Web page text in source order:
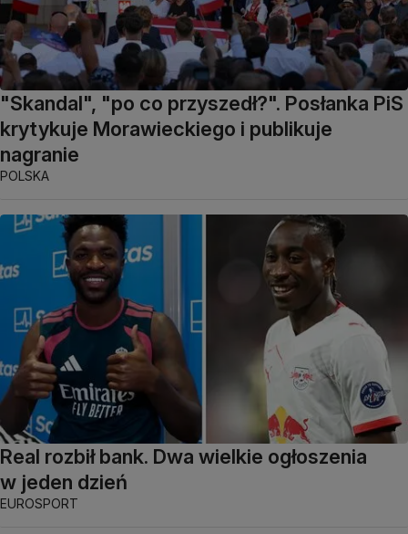
"Skandal", "po co przyszedł?". Posłanka PiS
krytykuje Morawieckiego i publikuje
nagranie
POLSKA
Real rozbił bank. Dwa wielkie ogłoszenia
w jeden dzień
EUROSPORT